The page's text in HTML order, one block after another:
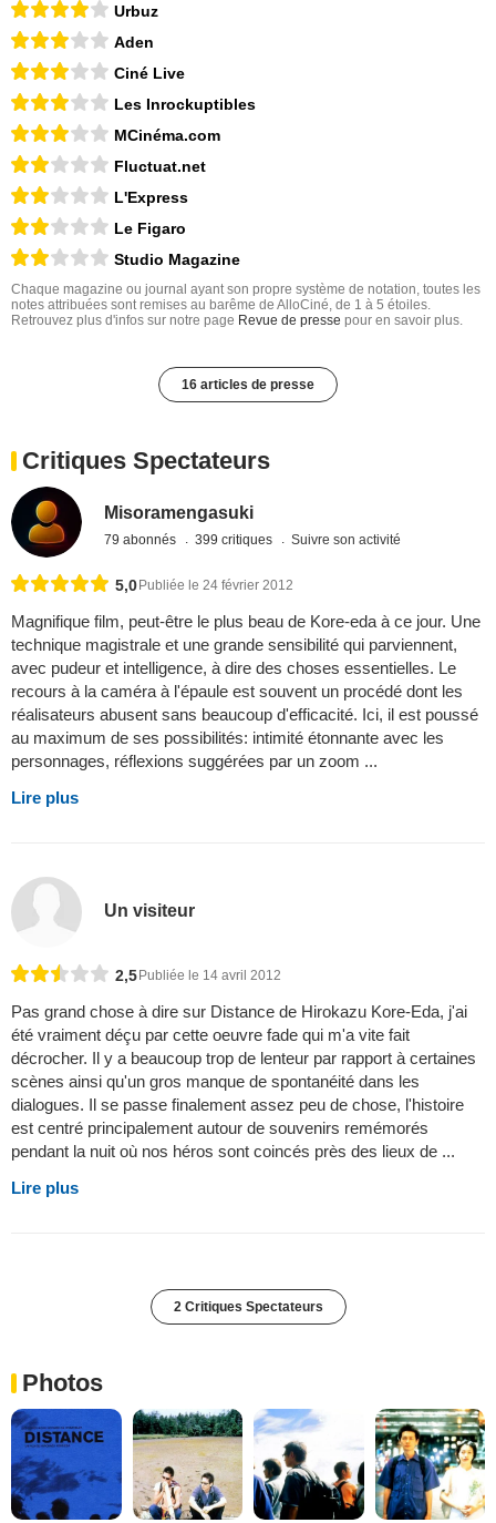
Urbuz
Aden
Ciné Live
Les Inrockuptibles
MCinéma.com
Fluctuat.net
L'Express
Le Figaro
Studio Magazine
Chaque magazine ou journal ayant son propre système de notation, toutes les
notes attribuées sont remises au barême de AlloCiné, de 1 à 5 étoiles.
Retrouvez plus d'infos sur notre page Revue de presse pour en savoir plus.
16 articles de presse
Critiques Spectateurs
Misoramengasuki
79 abonnés 399 critiques Suivre son activité
5,0 Publiée le 24 février 2012
Magnifique film, peut-être le plus beau de Kore-eda à ce jour. Une
technique magistrale et une grande sensibilité qui parviennent,
avec pudeur et intelligence, à dire des choses essentielles. Le
recours à la caméra à l'épaule est souvent un procédé dont les
réalisateurs abusent sans beaucoup d'efficacité. Ici, il est poussé
au maximum de ses possibilités: intimité étonnante avec les
personnages, réflexions suggérées par un zoom ...
Lire plus
Un visiteur
2,5 Publiée le 14 avril 2012
Pas grand chose à dire sur Distance de Hirokazu Kore-Eda, j'ai
été vraiment déçu par cette oeuvre fade qui m'a vite fait
décrocher. Il y a beaucoup trop de lenteur par rapport à certaines
scènes ainsi qu'un gros manque de spontanéité dans les
dialogues. Il se passe finalement assez peu de chose, l'histoire
est centré principalement autour de souvenirs remémorés
pendant la nuit où nos héros sont coincés près des lieux de ...
Lire plus
2 Critiques Spectateurs
Photos